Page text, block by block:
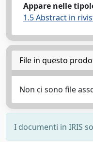
Appare nelle
1.5 Abstract in
File in questo
Non ci sono file
I documenti in IRIS